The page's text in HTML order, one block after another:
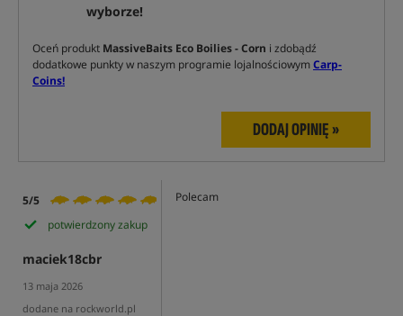
wyborze!
Oceń produkt MassiveBaits Eco Boilies - Corn i zdobądź
dodatkowe punkty w naszym programie lojalnościowymCarp-
Coins!
DODAJ OPINIĘ »
5/5
potwierdzony zakup
maciek18cbr
13 maja 2026
dodane na rockworld.pl
Polecam